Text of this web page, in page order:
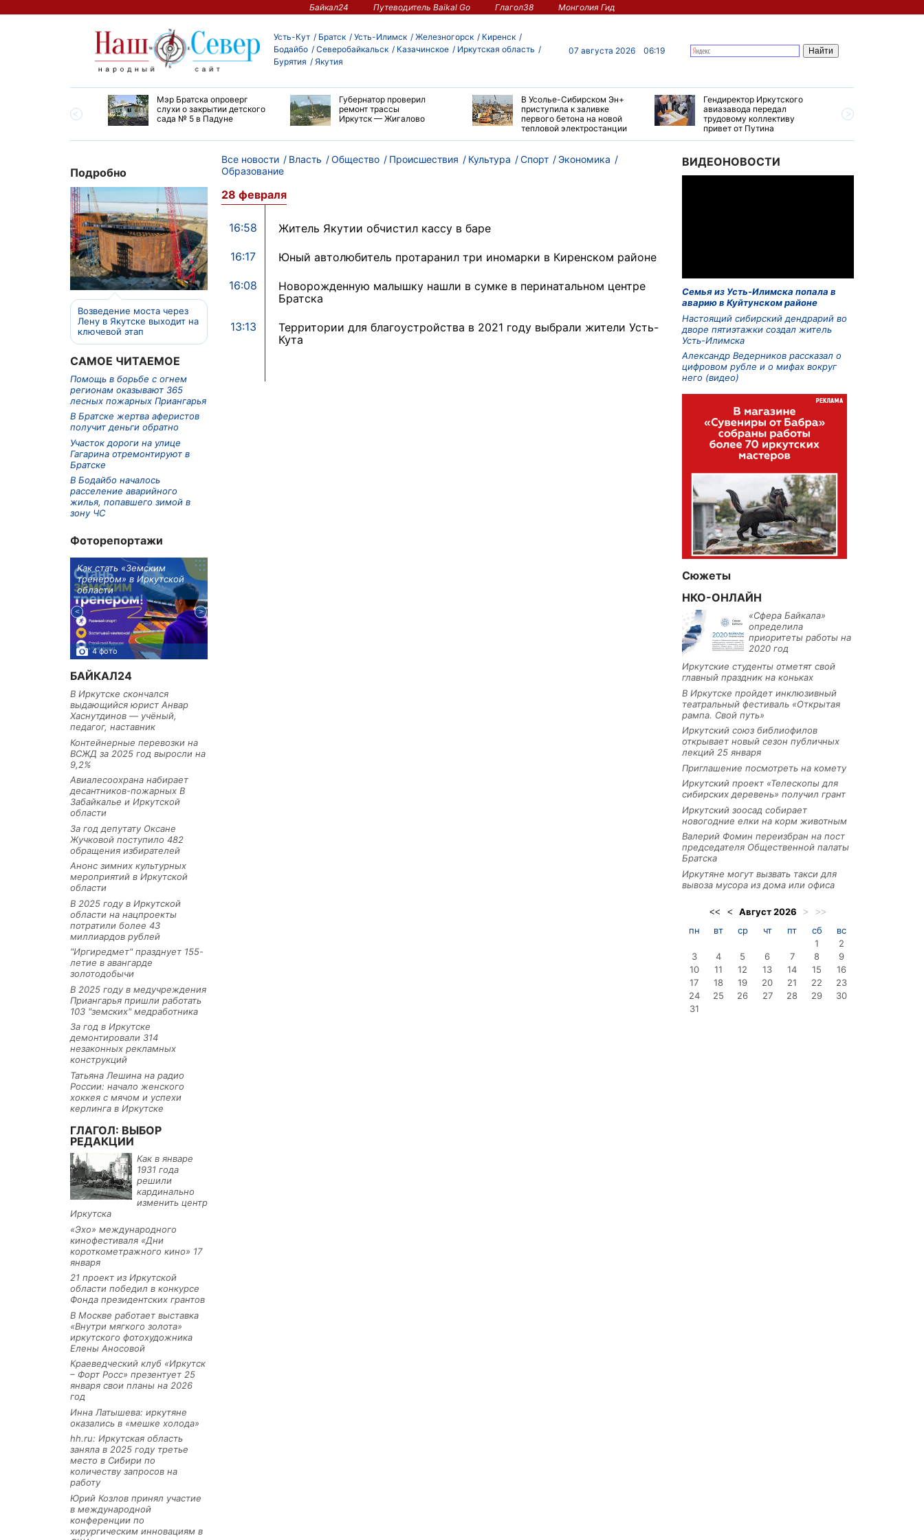
Байкал24 Путеводитель Baikal Go Глагол38 Монголия Гид
Усть-Кут Братск Усть-Илимск Железногорск
Киренск
Бодайбо
Северобайкальск Казачинское
Иркутская область
Бурятия
Якутия
07 августа 2026 06:19
Мэр Братска опроверг
слухи о закрытии детского
сада № 5 в Падуне
Губернатор проверил
ремонт трассы
Иркутск — Жигалово
В Усолье-Сибирском Эн+
приступила к заливке
первого бетона на новой
тепловой электростанции
Гендиректор Иркутского
авиазавода передал
трудовому коллективу
привет от Путина
Подробно
Возведение моста через
Лену в Якутске выходит на
ключевой этап
САМОЕ ЧИТАЕМОЕ
Помощь в борьбе с огнем
регионам оказывают 365
лесных пожарных Приангарья
В Братске жертва аферистов
получит деньги обратно
Участок дороги на улице
Гагарина отремонтируют в
Братске
В Бодайбо началось
расселение аварийного
жилья, попавшего зимой в
зону ЧС
Фоторепортажи
Как стать «Земским
тренером» в Иркутской
области
4 фото
БАЙКАЛ24
В Иркутске скончался
выдающийся юрист Анвар
Хаснутдинов — учёный,
педагог, наставник
Контейнерные перевозки на
ВСЖД за 2025 год выросли на
9,2%
Авиалесоохрана набирает
десантников-пожарных В
Забайкалье и Иркутской
области
За год депутату Оксане
Жучковой поступило 482
обращения избирателей
Анонс зимних культурных
мероприятий в Иркутской
области
В 2025 году в Иркутской
области на нацпроекты
потратили более 43
миллиардов рублей
"Иргиредмет" празднует 155-
летие в авангарде
золотодобычи
В 2025 году в медучреждения
Приангарья пришли работать
103 "земских" медработника
За год в Иркутске
демонтировали 314
незаконных рекламных
конструкций
Татьяна Лешина на радио
России: начало женского
хоккея с мячом и успехи
керлинга в Иркутске
ГЛАГОЛ: ВЫБОР
РЕДАКЦИИ
Как в январе
1931 года
решили
кардинально
изменить центр
Иркутска
«Эхо» международного
кинофестиваля «Дни
короткометражного кино» 17
января
21 проект из Иркутской
области победил в конкурсе
Фонда президентских грантов
В Москве работает выставка
«Внутри мягкого золота»
иркутского фотохудожника
Елены Аносовой
Краеведческий клуб «Иркутск
– Форт Росс» презентует 25
января свои планы на 2026
год
Инна Латышева: иркутяне
оказались в «мешке холода»
hh.ru: Иркутская область
заняла в 2025 году третье
место в Сибири по
количеству запросов на
работу
Юрий Козлов принял участие
в международной
конференции по
хирургическим инновациям в
Все новости Власть Общество Происшествия Культура Спорт
Экономика
Образование
28 февраля
16:58 Житель Якутии обчистил кассу в баре
16:17 Юный автолюбитель протаранил три иномарки в Киренском районе
16:08
Новорожденную малышку нашли в сумке в перинатальном центре
Братска
13:13
Территории для благоустройства в 2021 году выбрали жители Усть-
Кута
ВИДЕОНОВОСТИ
Семья из Усть-Илимска попала в
аварию в Куйтунском районе
Настоящий сибирский дендрарий во
дворе пятиэтажки создал житель
Усть-Илимска
Александр Ведерников рассказал о
цифровом рубле и о мифах вокруг
него (видео)
Сюжеты
НКО-ОНЛАЙН
«Сфера Байкала»
определила
приоритеты работы на
2020 год
Иркутские студенты отметят свой
главный праздник на коньках
В Иркутске пройдет инклюзивный
театральный фестиваль «Открытая
рампа. Свой путь»
Иркутский союз библиофилов
открывает новый сезон публичных
лекций 25 января
Приглашение посмотреть на комету
Иркутский проект «Телескопы для
сибирских деревень» получил грант
Иркутский зоосад собирает
новогодние елки на корм животным
Валерий Фомин переизбран на пост
председателя Общественной палаты
Братска
Иркутяне могут вызвать такси для
вывоза мусора из дома или офиса
<< < Август2026 > >>
пн вт ср чт пт сб
вс
1
2
3
4 5 6 7 8
9
10
11 12 13 14 15
16
17
18 19 20 21 22
23
24
25 26 27 28 29
30
31